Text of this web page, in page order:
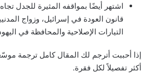
اشتهر أيضًا بمواقفه المثيرة للجدل
قانون العودة في إسرائيل، وزواج
التيارات الإصلاحية والمحافظة في
إذا أحببت أترجم لك المقال كامل ترجمة
أكثر تفصيلاً لكل فقرة.